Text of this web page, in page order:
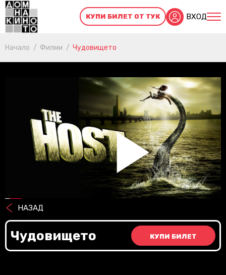
КУПИ БИЛЕТ ОТ ТУК ВХОД
Начало Филми Чудовището
НАЗАД
Чудовището КУПИ БИЛЕТ